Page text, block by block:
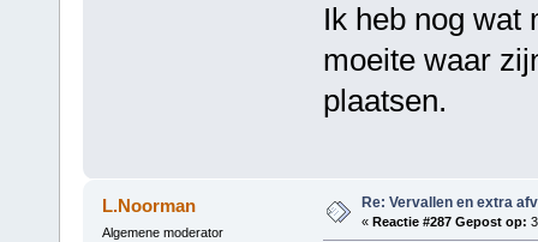
Ik heb nog wat
moeite waar
plaatsen.
L.Noorman
Algemene moderator
Re: Vervallen en extra
« Reactie #287 Gepost op: